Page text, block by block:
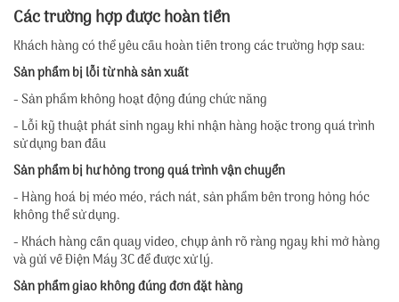
Các trường hợp được hoàn tiền
Khách hàng có thể yêu cầu hoàn tiền trong các trường hợp sau:
Sản phẩm bị lỗi từ nhà sản xuất
- Sản phẩm không hoạt động đúng chức năng
- Lỗi kỹ thuật phát sinh ngay khi nhận hàng hoặc trong quá trình
sử dụng ban đầu
Sản phẩm bị hư hỏng trong quá trình vận chuyển
- Hàng hoá bị méo méo, rách nát, sản phẩm bên trong hỏng hóc
không thể sử dụng.
- Khách hàng cần quay video, chụp ảnh rõ ràng ngay khi mở hàng
và gửi về Điện Máy 3C để được xử lý.
Sản phẩm giao không đúng đơn đặt hàng